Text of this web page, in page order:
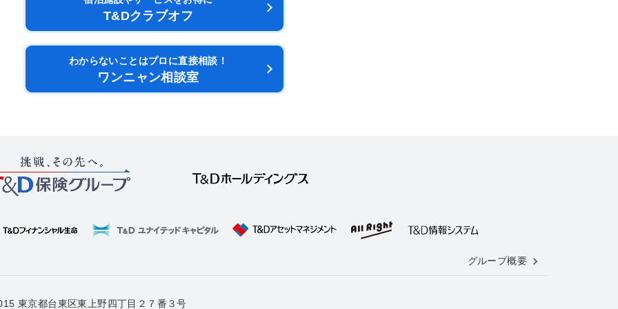
T&Dクラブオフ
わからないことはプロに直接相談！
ワンニャン相談室
グループ概要
東京都台東区東上野四丁目２７番３号